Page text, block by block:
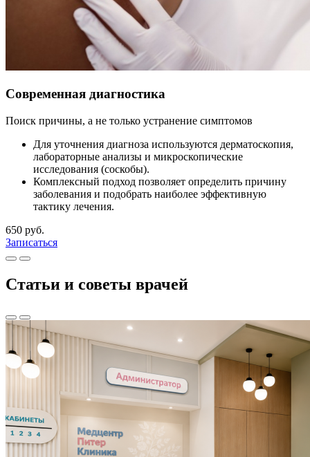
Современная диагностика
Поиск причины, а не только устранение симптомов
Для уточнения диагноза используются дерматоскопия,
лабораторные анализы и микроскопические
исследования (соскобы).
Комплексный подход позволяет определить причину
заболевания и подобрать наиболее эффективную
тактику лечения.
650 руб.
Записаться
Статьи и советы врачей